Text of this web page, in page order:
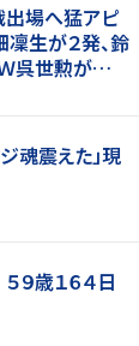
出場へ猛アピ
生が２発、鈴
呉世勲が出
魂震えた」現
９歳１６４日